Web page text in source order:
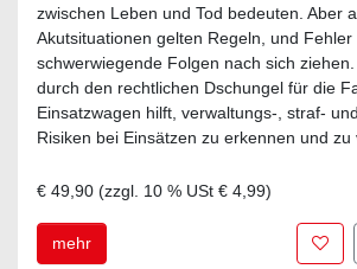
zwischen Leben und Tod bedeuten. Aber
Akutsituationen gelten Regeln, und Fehler
schwerwiegende Folgen nach sich
durch den rechtlichen Dschungel für die
Einsatzwagen hilft, verwaltungs-, straf-
Risiken bei Einsätzen zu erkennen und zu
€ 49,90 (zzgl. 10 % USt € 4,99)
mehr Zur